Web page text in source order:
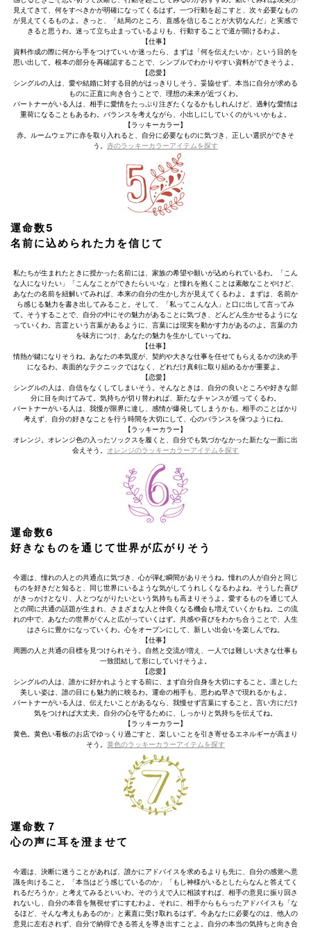
見えてきて、何をすべきかが明確になってくるはず。一つ行動を起こすと、次々必要なもの
が見えてくるものよ。きっと、「結局のところ、直感を信じることが大切なんだ」と実感で
きると思うわ。迷って立ち止まっているよりも、行動することで道が開けるわよ。
【仕事】
資料作成の際に何から手をつけていいか迷ったら、まずは「何を伝えたいか」という目的を
思い出して。根本の部分を再確認することで、シンプルでわかりやすい資料ができそうよ。
【恋愛】
シングルの人は、愛や結婚に対する目的がはっきりしそう。妥協せず、本当に自分が求める
ものに正直に向き合うことで、理想の未来が近づくわ。
パートナーがいる人は、相手に愛情をたっぷり注ぎたくなるかもしれんけど、過剰な愛情は
重荷になることもあるわ。バランスを考えながら、小出しにしていくのがいいかもよ。
【ラッキーカラー】
赤。ルームウェアに赤を取り入れると、自分に必要なものに気づき、正しい選択ができそ
う。 赤のラッキーカラーアイテムを探す
運命数5
名前に込められた力を信じて
私たちが生まれたときに授かった名前には、家族の希望や願いが込められているわ。「こん
な人になりたい」「こんなことができたらいいな」と憧れを抱くことは素敵なことやけど、
あなたの名前を紐解いてみれば、本来の自分の生かし方が見えてくるわよ。まずは、名前か
ら感じる魅力を書き出してみること。そして、「私ってこんな人」と口に出して言ってみ
て。そうすることで、自分の中にその魅力があることに気づき、どんどん生かせるようにな
っていくわ。言霊という言葉があるように、言葉には現実を動かす力があるのよ。言葉の力
を味方につけ、あなたの魅力を生かしていってね。
【仕事】
情熱が鍵になりそうね。あなたの本気度が、契約や大きな仕事を任せてもらえるかの決め手
になるわ。表面的なテクニックではなく、どれだけ真剣に取り組めるかが重要よ。
【恋愛】
シングルの人は、自信をなくしてしまいそう。そんなときは、自分の良いところや好きな部
分に目を向けてみて。気持ちが切り替われば、新たなチャンスが巡ってくるわ。
パートナーがいる人は、我慢が限界に達し、感情が爆発してしまうかも。相手のことばかり
考えず、自分の好きなことを行う時間を大切にして、心のバランスを保つようにね。
【ラッキーカラー】
オレンジ。オレンジ色の入ったソックスを履くと、自分でも気づかなかった新たな一面に出
会えそう。 オレンジのラッキーカラーアイテムを探す
運命数6
好きなものを通じて世界が広がりそう
今週は、憧れの人との共通点に気づき、心が弾む瞬間がありそうね。憧れの人が自分と同じ
ものを好きだと知ると、同じ世界にいるような気がしてうれしくなるわよね。そうした喜び
がきっかけとなり、人とつながりたいという気持ちも高まりそうよ。愛するものを通じて人
との間に共通の話題が生まれ、さまざまな人と仲良くなる機会も増えていくかもね。この流
れの中で、あなたの世界がぐんと広がっていくはず。共感や喜びをわかち合うことで、人生
はさらに豊かになっていくわ。心をオープンにして、新しい出会いを楽しんでね。
【仕事】
周囲の人と共通の目標を見つけられそう。自然と交流が増え、一人では難しい大きな仕事も
一致団結して形にしていけそうよ。
【恋愛】
シングルの人は、誰かに好かれようとする前に、まず自分自身を大切にすること。凛とした
美しい姿は、誰の目にも魅力的に映るわ。運命の相手も、思わぬ早さで現れるかもよ。
パートナーがいる人は、伝えたいことがあるなら、我慢せず言葉にすること。言い方にだけ
気をつければ大丈夫。自分の心を守るために、しっかりと気持ちを伝えてね。
【ラッキーカラー】
黄色。黄色い看板のお店でゆっくり過ごすと、楽しいことを引き寄せるエネルギーが高まり
そう。 黄色のラッキーカラーアイテムを探す
運命数７
心の声に耳を澄ませて
今週は、決断に迷うことがあれば、誰かにアドバイスを求めるよりも先に、自分の感覚へ意
識を向けること。「本当はどう感じているのか」「もし神様がいるとしたらなんと答えてく
れるだろうか」と考えてみるといいわ。そのうえで人に相談すれば、相手の意見に振り回さ
れないし、自分の本音を無視せずにすむわよ。それに、相手からもらったアドバイスも「な
るほど、そんな考えもあるのか」と素直に受け取れるはず。今あなたに必要なのは、他人の
意見に左右されず、自分で納得できる答えを導き出すことよ。自分の本当の気持ちと向き合